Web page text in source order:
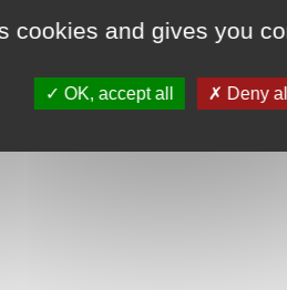
cookies and gives you
OK, accept all Deny